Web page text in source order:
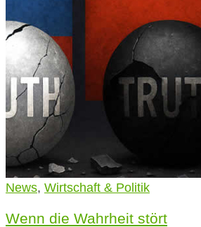
News, Wirtschaft & Politik
Wenn die Wahrheit stört